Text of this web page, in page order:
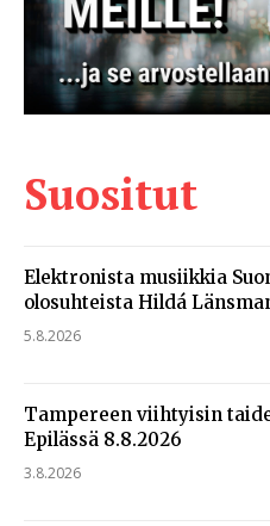
Suositut
Elektronista musiikkia
olosuhteista Hildá
5.8.2026
Tampereen viihtyisin
Epilässä 8.8.2026
3.8.2026